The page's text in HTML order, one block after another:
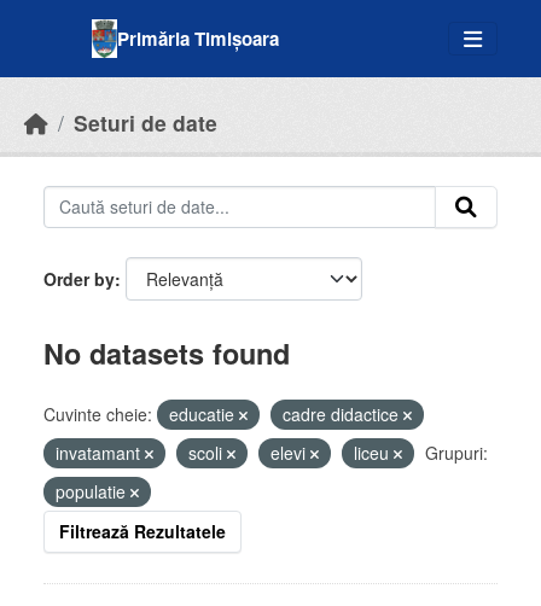
Primăria Timișoara
Seturi de date
Order by
No datasets found
Cuvinte cheie: educatie
cadre didactice
invatamant
scoli elevi liceu
Grupuri:
populatie
Filtrează Rezultatele